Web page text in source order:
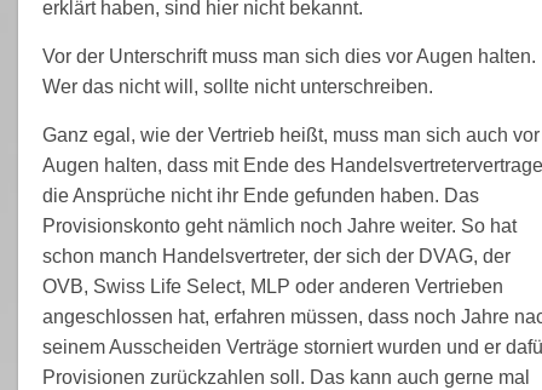
erklärt haben, sind hier nicht bekannt.
Vor der Unterschrift muss man sich dies vor Augen halten.
Wer das nicht will, sollte nicht unterschreiben.
Ganz egal, wie der Vertrieb heißt, muss man sich auch vor
Augen halten, dass mit Ende des
die Ansprüche nicht ihr Ende gefunden haben. Das
Provisionskonto geht nämlich noch Jahre weiter. So hat
schon manch Handelsvertreter, der sich der DVAG, der
OVB, Swiss Life Select, MLP oder anderen Vertrieben
angeschlossen hat, erfahren müssen, dass noch Jahre
seinem Ausscheiden Verträge storniert wurden und er
Provisionen zurückzahlen soll. Das kann auch gerne mal